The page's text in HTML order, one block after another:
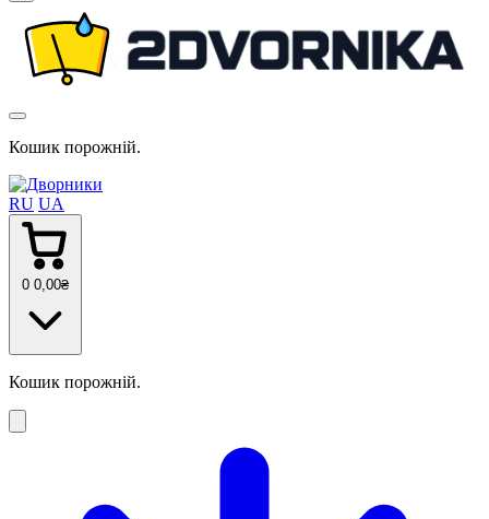
Кошик порожній.
RU UA
0 0 ,00₴
Кошик порожній.